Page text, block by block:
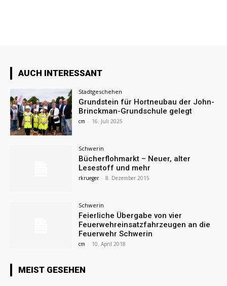
AUCH INTERESSANT
Stadtgeschehen
Grundstein für Hortneubau der John-
Brinckman-Grundschule gelegt
cm - 16. Juli 2025
Schwerin
Bücherflohmarkt – Neuer, alter
Lesestoff und mehr
rkrueger - 8. Dezember 2015
Schwerin
Feierliche Übergabe von vier
Feuerwehreinsatzfahrzeugen an die
Feuerwehr Schwerin
cm - 10. April 2018
MEIST GESEHEN